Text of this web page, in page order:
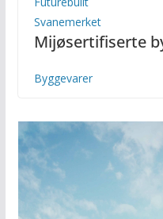
Svanemerket
Mijøsertifiserte
Byggevarer